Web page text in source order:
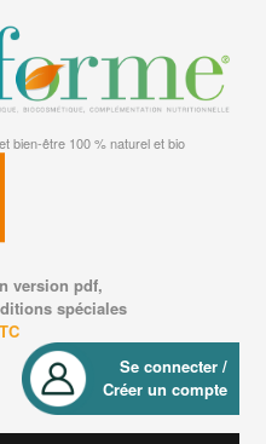
bien-être 100 % naturel et bio
version pdf,
spéciales
Se connecter /
Créer un compte